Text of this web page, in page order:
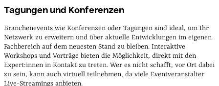
Tagungen und Konferenzen
Branchenevents wie Konferenzen oder Tagungen sind ideal, um Ihr
Netzwerk zu erweitern und über aktuelle Entwicklungen im eigenen
Fachbereich auf dem neuesten Stand zu bleiben. Interaktive
Workshops und Vorträge bieten die Möglichkeit, direkt mit den
Expert:innen in Kontakt zu treten. Wer es nicht schafft, vor Ort dabei
zu sein, kann auch virtuell teilnehmen, da viele Eventveranstalter
Live-Streamings anbieten.